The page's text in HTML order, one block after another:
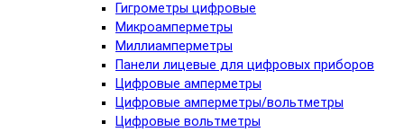
Гигрометры цифровые
Микроамперметры
Миллиамперметры
Панели лицевые для цифровых приборов
Цифровые амперметры
Цифровые амперметры/вольтметры
Цифровые вольтметры